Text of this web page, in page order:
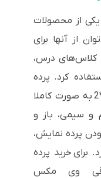
از محصولات
از آنها برای
کلاس‌های درس،
کرد. پرده
نمایش سقفی برقی وی مکس 2*2 به صورت کاملا
و سیمی، باز و
پرده نمایش،
خرید پرده
وی مکس